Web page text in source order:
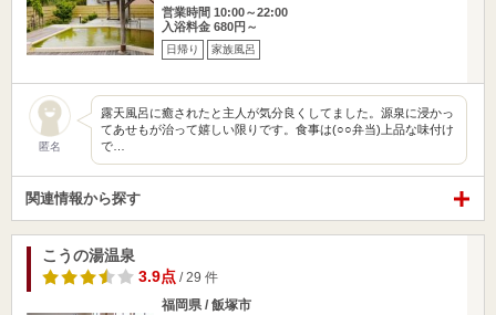
営業時間 10:00～22:00
入浴料金 680円～
日帰り 家族風呂
匿名
露天風呂に癒されたと主人が気分良くしてました。源泉に浸かっ
てあせもが治って嬉しい限りです。食事は(○○弁当)上品な味付け
で…
関連情報から探す
こうの湯温泉
3.9点 / 29 件
福岡県 / 飯塚市